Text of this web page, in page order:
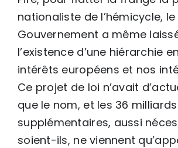
nationaliste de l’hémicycle, le
Gouvernement a même
l’existence d’une hiérarchie
intérêts européens et nos
Ce projet de loi n’avait
que le nom, et les 36 milliards
supplémentaires, aussi
soient-ils, ne viennent